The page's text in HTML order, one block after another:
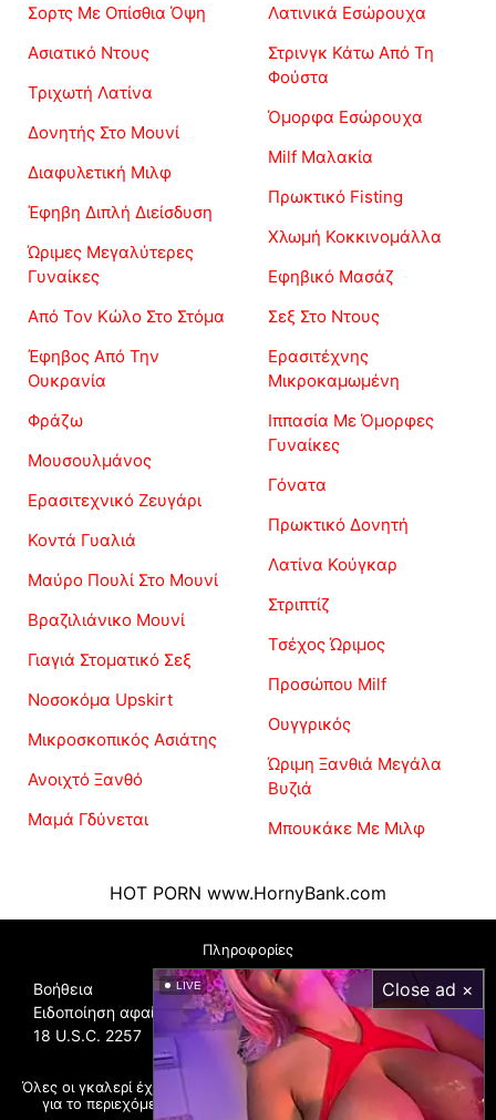
LIVE Close ad ×
Σορτς Με Οπίσθια Όψη
Ασιατικό Ντους
Τριχωτή Λατίνα
Δονητής Στο Μουνί
Διαφυλετική Μιλφ
Έφηβη Διπλή Διείσδυση
Ώριμες Μεγαλύτερες
Γυναίκες
Από Τον Κώλο Στο Στόμα
Έφηβος Από Την
Ουκρανία
Φράζω
Μουσουλμάνος
Ερασιτεχνικό Ζευγάρι
Κοντά Γυαλιά
Μαύρο Πουλί Στο Μουνί
Βραζιλιάνικο Μουνί
Γιαγιά Στοματικό Σεξ
Νοσοκόμα Upskirt
Μικροσκοπικός Ασιάτης
Ανοιχτό Ξανθό
Μαμά Γδύνεται
Λατινικά Εσώρουχα
Στρινγκ Κάτω Από Τη
Φούστα
Όμορφα Εσώρουχα
Milf Μαλακία
Πρωκτικό Fisting
Χλωμή Κοκκινομάλλα
Εφηβικό Μασάζ
Σεξ Στο Ντους
Ερασιτέχνης
Μικροκαμωμένη
Ιππασία Με Όμορφες
Γυναίκες
Γόνατα
Πρωκτικό Δονητή
Λατίνα Κούγκαρ
Στριπτίζ
Τσέχος Ώριμος
Προσώπου Milf
Ουγγρικός
Ώριμη Ξανθιά Μεγάλα
Βυζιά
Μπουκάκε Με Μιλφ
HOT PORN www.HornyBank.com
Πληροφορίες
Βοήθεια
Ειδοποίηση αφαίρεσης
18 U.S.C. 2257
Όλες οι γκαλερί έχουν ανέβει από χρήστες, δεν φέρουμε ευθύνη
για το περιεχόμενο. Αν εντοπίσετε παράνομη πορνογραφία,